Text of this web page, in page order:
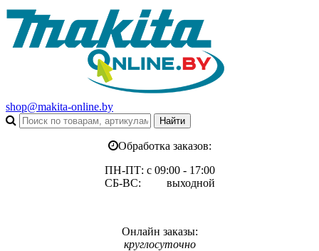
shop@makita-online.by
Обработка заказов:
ПН-ПТ: с 09:00 - 17:00
СБ-ВС: выходной
Онлайн заказы:
круглосуточно